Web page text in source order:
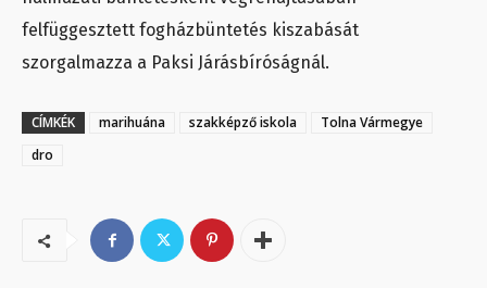
felfüggesztett fogházbüntetés kiszabását
szorgalmazza a Paksi Járásbíróságnál.
CÍMKÉK marihuána szakképző iskola
Tolna Vármegye
dro